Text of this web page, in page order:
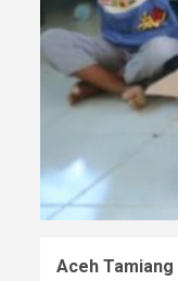
Aceh Tamiang